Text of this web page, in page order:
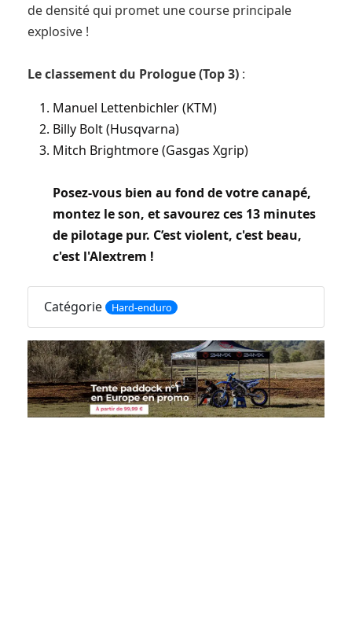
de densité qui promet une course principale
explosive !
Le classement du Prologue (Top 3) :
Manuel Lettenbichler (KTM)
Billy Bolt (Husqvarna)
Mitch Brightmore (Gasgas Xgrip)
Posez-vous bien au fond de votre canapé,
montez le son, et savourez ces 13 minutes
de pilotage pur. C’est violent, c'est beau,
c'est l'Alextrem !
Catégorie Hard-enduro